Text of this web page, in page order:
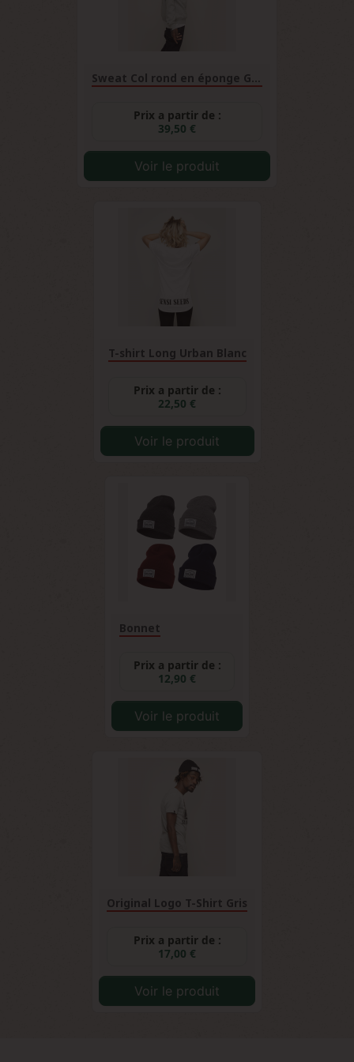
Sweat Col rond en éponge Gris
Prix a partir de :
39,50 €
Voir le produit
T-shirt Long Urban Blanc
Prix a partir de :
22,50 €
Voir le produit
Bonnet
Prix a partir de :
12,90 €
Voir le produit
Original Logo T-Shirt Gris
Prix a partir de :
17,00 €
Voir le produit